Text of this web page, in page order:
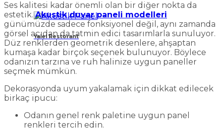
Yalel Restorant
Ses kalitesi kadar önemli olan bir diğer nokta da
estetik.Akustik duvar paneli modelleri
günümüzde sadece fonksiyonel değil, aynı zamanda
görsel açıdan da tatmin edici tasarımlarla sunuluyor.
Düz renklerden geometrik desenlere, ahşaptan
kumaşa kadar birçok seçenek bulunuyor. Böylece
odanızın tarzına ve ruh halinize uygun paneller
seçmek mümkün.
Dekorasyonda uyum yakalamak için dikkat edilecek
birkaç ipucu:
Odanın genel renk paletine uygun panel
renkleri tercih edin.